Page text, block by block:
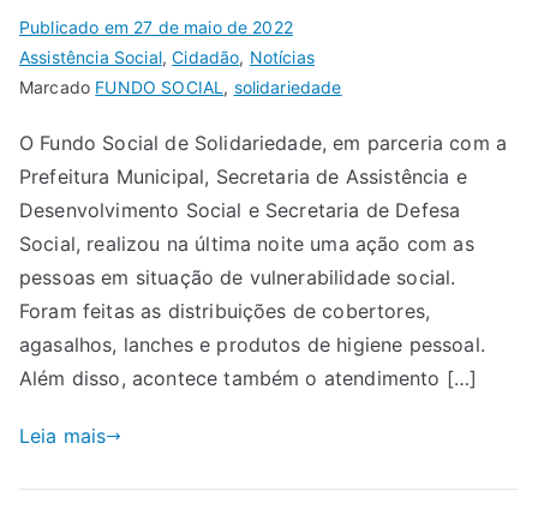
Publicado em 27 de maio de 2022
Assistência Social,Cidadão, Notícias
Marcado FUNDO SOCIAL , solidariedade
O Fundo Social de Solidariedade, em parceria com a
Prefeitura Municipal, Secretaria de Assistência e
Desenvolvimento Social e Secretaria de Defesa
Social, realizou na última noite uma ação com as
pessoas em situação de vulnerabilidade social.
Foram feitas as distribuições de cobertores,
agasalhos, lanches e produtos de higiene pessoal.
Além disso, acontece também o atendimento […]
Leia mais